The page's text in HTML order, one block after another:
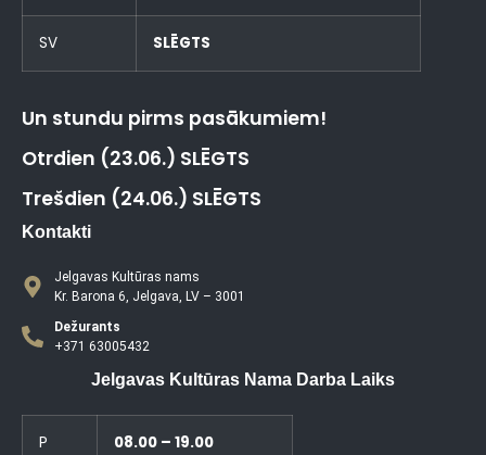
SV SLĒGTS
Un stundu pirms pasākumiem!
Otrdien (23.06.) SLĒGTS
Trešdien (24.06.) SLĒGTS
Kontakti
Jelgavas Kultūras nams
Kr. Barona 6, Jelgava, LV – 3001
Dežurants
+371 63005432
Jelgavas Kultūras Nama Darba Laiks
P 08.00 – 19.00